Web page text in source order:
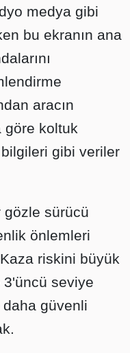
medya gibi
bu ekranın ana
aracın
göre koltuk
bilgileri gibi veriler
gözle sürücü
önlemleri
riskini büyük
seviye
güvenli